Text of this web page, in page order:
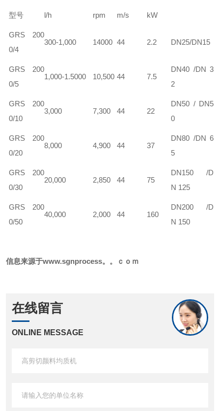
型号 l/h rpm m/s kW
GRS 200
0/4
300-1,000 14000 44 2.2 DN25/DN15
GRS 200
0/5
1,000-1.5000 10,500 44 7.5
DN40 /DN 3
2
GRS 200
0/10
3,000 7,300 44 22
DN50 / DN5
0
GRS 200
0/20
8,000 4,900 44 37
DN80 /DN 6
5
GRS 200
0/30
20,000 2,850 44 75
DN150 /D
N 125
GRS 200
0/50
40,000 2,000 44 160
DN200 /D
N 150
信息来源于www.sgnprocess。。ｃｏｍ
在线留言
ONLINE MESSAGE